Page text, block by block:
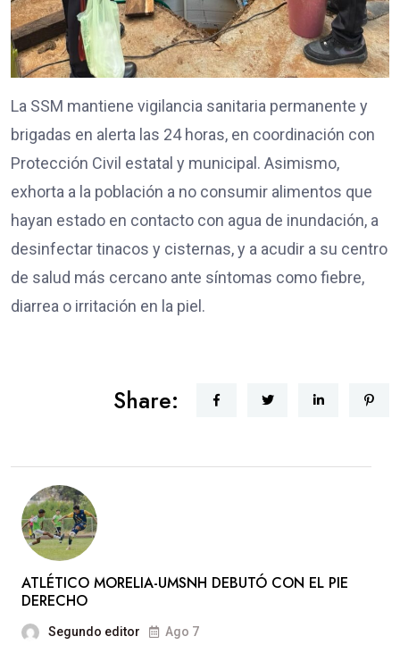
La SSM mantiene vigilancia sanitaria permanente y
brigadas en alerta las 24 horas, en coordinación con
Protección Civil estatal y municipal. Asimismo,
exhorta a la población a no consumir alimentos que
hayan estado en contacto con agua de inundación, a
desinfectar tinacos y cisternas, y a acudir a su centro
de salud más cercano ante síntomas como fiebre,
diarrea o irritación en la piel.
Share:
ATLÉTICO MORELIA-UMSNH DEBUTÓ CON EL PIE
DERECHO
Segundo editor Ago 7